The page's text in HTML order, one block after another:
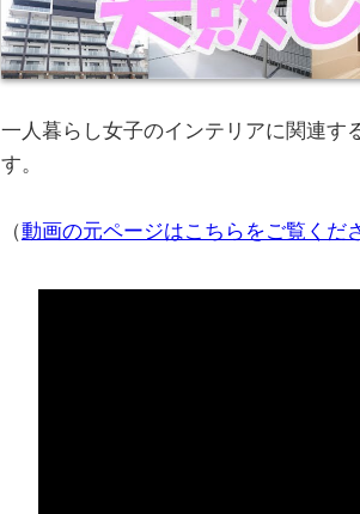
一人暮らし女子のインテリアに関連す
す。
（動画の元ページはこちらをご覧くだ